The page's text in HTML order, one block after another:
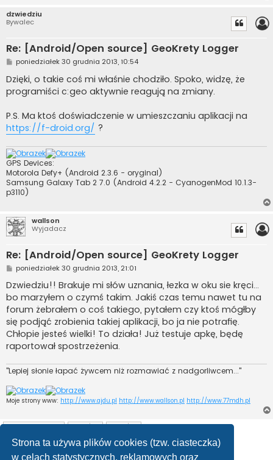
Strona ta używa plików cookies (tzw. ciasteczka)
w celach statystycznych, reklamowych oraz
dzwiedziu
Bywalec
Re: [Android/Open source] GeoKrety Logger
P
o
s
t
poniedziałek 30 grudnia 2013, 10:54
Dzięki, o takie coś mi właśnie chodziło. Spoko, widzę, że
programiści c:geo aktywnie reagują na zmiany.
P.S. Ma ktoś doświadczenie w umieszczaniu aplikacji na
https://f-droid.org/ ?
GPS Devices:
Motorola Defy+ (Android 2.3.6 - oryginal)
Samsung Galaxy Tab 2 7.0 (Android 4.2.2 - CyanogenMod 10.1.3-
p3110)
wallson
Wyjadacz
Re: [Android/Open source] GeoKrety Logger
P
o
s
t
poniedziałek 30 grudnia 2013, 21:01
Dzwiedziu!! Brakuje mi słów uznania, łezka w oku sie kręci...
bo marzyłem o czymś takim. Jakiś czas temu nawet tu na
forum żebrałem o coś takiego, pytałem czy ktoś mógłby
się podjąć zrobienia takiej aplikacji, bo ja nie potrafię.
Chłopie jesteś wielki! To działa! Już testuje apkę, będę
raportował spostrzeżenia.
"Lepiej słonie łapać żywcem niż rozmawiać z nadgorliwcem..."
Moje strony www: http://www.ajdu.pl http://www.wallson.pl http://www.77mdh.pl
Posty: 44 1 2 3